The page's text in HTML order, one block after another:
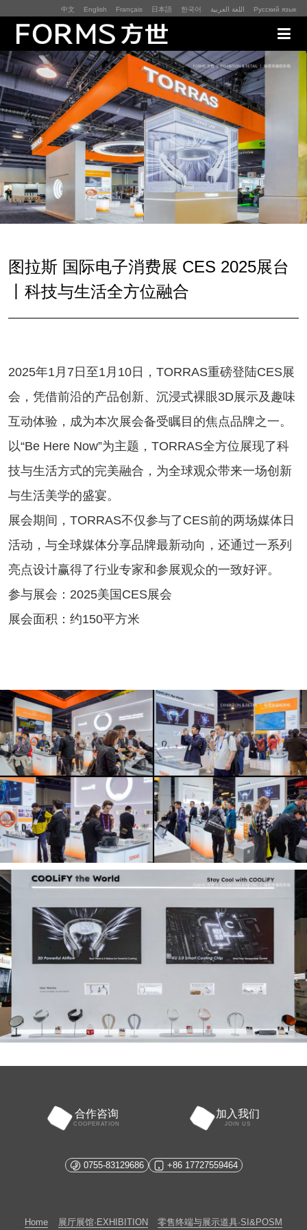
中文 English Français 日本語 한국어 اللغة العربية Русский язык
展厅展馆·EXHIBITION
零售终端与展示道具·SI&POSM
全球展会·EXPO
数字媒体与展项装置·CG&DVICE
首页
图拉斯 国际电子消费展 CES 2025展台
丨科技与生活全方位融合
2025年1月7日至1月10日，TORRAS重磅登陆CES展
会，凭借前沿的产品创新、沉浸式裸眼3D展示及趣味
互动体验，成为本次展会备受瞩目的焦点品牌之一。
以“Be Here Now”为主题，TORRAS全方位展现了科
技与生活方式的完美融合，为全球观众带来一场创新
与生活美学的盛宴。
展会期间，TORRAS不仅参与了CES前的两场媒体日
活动，与全球媒体分享品牌最新动向，还通过一系列
亮点设计赢得了行业专家和参展观众的一致好评。
参与展会：2025美国CES展会
展会面积：约150平方米
合作咨询
COOPERATION
加入我们
JOIN US
0755-83129686 +86 17727559464
Home 展厅展馆·EXHIBITION 零售终端与展示道具·SI&POSM